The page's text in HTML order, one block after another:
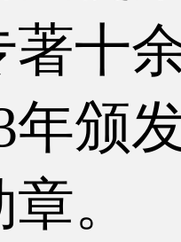
著十
年颁
。